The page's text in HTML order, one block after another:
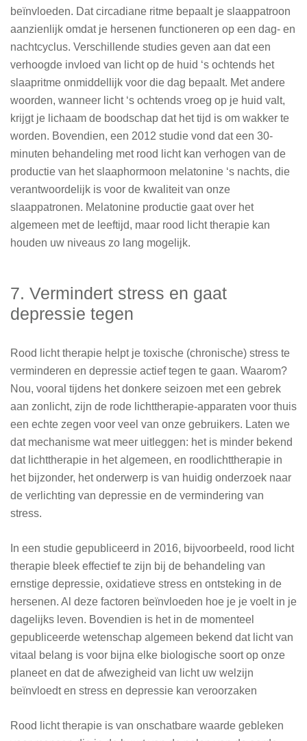
beïnvloeden. Dat circadiane ritme bepaalt je slaappatroon
aanzienlijk omdat je hersenen functioneren op een dag- en
nachtcyclus. Verschillende studies geven aan dat een
verhoogde invloed van licht op de huid ‘s ochtends het
slaapritme onmiddellijk voor die dag bepaalt. Met andere
woorden, wanneer licht ‘s ochtends vroeg op je huid valt,
krijgt je lichaam de boodschap dat het tijd is om wakker te
worden. Bovendien, een 2012 studie vond dat een 30-
minuten behandeling met rood licht kan verhogen van de
productie van het slaaphormoon melatonine ‘s nachts, die
verantwoordelijk is voor de kwaliteit van onze
slaappatronen. Melatonine productie gaat over het
algemeen met de leeftijd, maar rood licht therapie kan
houden uw niveaus zo lang mogelijk.
7. Vermindert stress en gaat
depressie tegen
Rood licht therapie helpt je toxische (chronische) stress te
verminderen en depressie actief tegen te gaan. Waarom?
Nou, vooral tijdens het donkere seizoen met een gebrek
aan zonlicht, zijn de rode lichttherapie-apparaten voor thuis
een echte zegen voor veel van onze gebruikers. Laten we
dat mechanisme wat meer uitleggen: het is minder bekend
dat lichttherapie in het algemeen, en roodlichttherapie in
het bijzonder, het onderwerp is van huidig onderzoek naar
de verlichting van depressie en de vermindering van
stress.
In een studie gepubliceerd in 2016, bijvoorbeeld, rood licht
therapie bleek effectief te zijn bij de behandeling van
ernstige depressie, oxidatieve stress en ontsteking in de
hersenen. Al deze factoren beïnvloeden hoe je je voelt in je
dagelijks leven. Bovendien is het in de momenteel
gepubliceerde wetenschap algemeen bekend dat licht van
vitaal belang is voor bijna elke biologische soort op onze
planeet en dat de afwezigheid van licht uw welzijn
beïnvloedt en stress en depressie kan veroorzaken
Rood licht therapie is van onschatbare waarde gebleken